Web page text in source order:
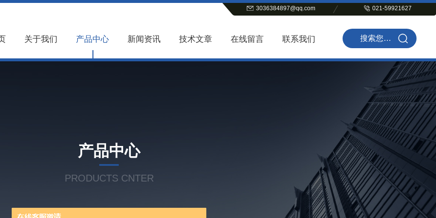
3036384897@qq.com 021-59921627
关于我们 产品中心 新闻资讯 技术文章 在线留言 联系我们
产品中心
PRODUCTS CNTER